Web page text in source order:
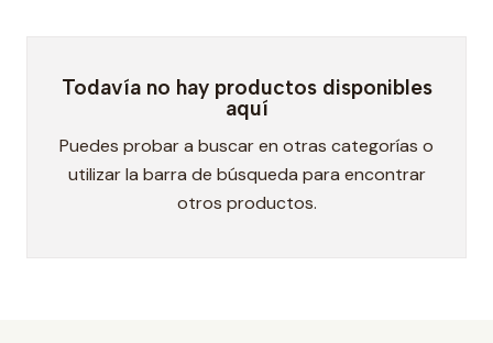
Todavía no hay productos disponibles
aquí
Puedes probar a buscar en otras categorías o
utilizar la barra de búsqueda para encontrar
otros productos.